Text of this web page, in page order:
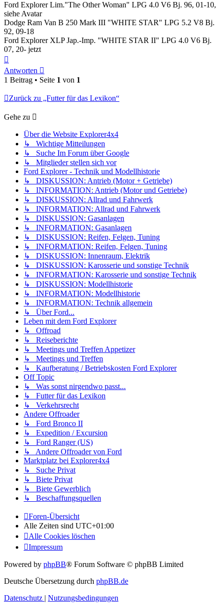
Ford Explorer Lim."The Other Woman" LPG 4.0 V6 Bj. 96, 01-10,
siehe Avatar
Dodge Ram Van B 250 Mark III "WHITE STAR" LPG 5.2 V8 Bj.
92, 09-18
Ford Explorer XLP Jap.-Imp. "WHITE STAR II" LPG 4.0 V6 Bj.
07, 20- jetzt
oben
Antworten
1 Beitrag • Seite 1 von 1
Zurück zu „Futter für das Lexikon“
Gehe zu
Über die Website Explorer4x4
↳ Wichtige Mitteilungen
↳ Suche Im Forum über Google
↳ Mitglieder stellen sich vor
Ford Explorer - Technik und Modellhistorie
↳ DISKUSSION: Antrieb (Motor + Getriebe)
↳ INFORMATION: Antrieb (Motor und Getriebe)
↳ DISKUSSION: Allrad und Fahrwerk
↳ INFORMATION: Allrad und Fahrwerk
↳ DISKUSSION: Gasanlagen
↳ INFORMATION: Gasanlagen
↳ DISKUSSION: Reifen, Felgen, Tuning
↳ INFORMATION: Reifen, Felgen, Tuning
↳ DISKUSSION: Innenraum, Elektrik
↳ DISKUSSION: Karosserie und sonstige Technik
↳ INFORMATION: Karosserie und sonstige Technik
↳ DISKUSSION: Modellhistorie
↳ INFORMATION: Modellhistorie
↳ INFORMATION: Technik allgemein
↳ Über Ford...
Leben mit dem Ford Explorer
↳ Offroad
↳ Reiseberichte
↳ Meetings und Treffen Appetizer
↳ Meetings und Treffen
↳ Kaufberatung / Betriebskosten Ford Explorer
Off Topic
↳ Was sonst nirgendwo passt...
↳ Futter für das Lexikon
↳ Verkehrsrecht
Andere Offroader
↳ Ford Bronco II
↳ Expedition / Excursion
↳ Ford Ranger (US)
↳ Andere Offroader von Ford
Marktplatz bei Explorer4x4
↳ Suche Privat
↳ Biete Privat
↳ Biete Gewerblich
↳ Beschaffungsquellen
Foren-Übersicht
Alle Zeiten sind UTC+01:00
Alle Cookies löschen
Impressum
Powered by phpBB® Forum Software © phpBB Limited
Deutsche Übersetzung durch phpBB.de
Datenschutz | Nutzungsbedingungen